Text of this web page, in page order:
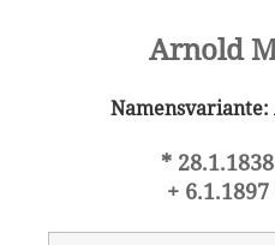
Arnold
*
+